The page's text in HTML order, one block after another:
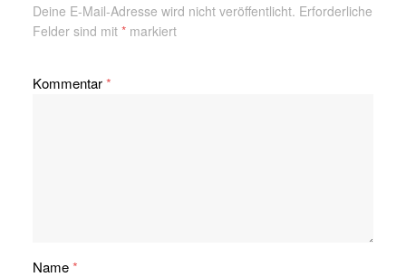
Deine E-Mail-Adresse wird nicht veröffentlicht. Erforderliche
Felder sind mit *markiert
Kommentar*
Name*